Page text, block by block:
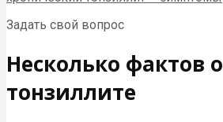
Задать свой вопрос
Несколько фактов о
тонзиллите